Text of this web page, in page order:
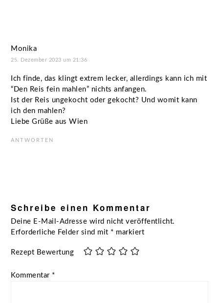
Monika
25. Dezember 2023 um 21:36
Ich finde, das klingt extrem lecker, allerdings kann ich mit
“Den Reis fein mahlen” nichts anfangen.
Ist der Reis ungekocht oder gekocht? Und womit kann
ich den mahlen?
Liebe Grüße aus Wien
ANTWORTEN
Schreibe einen Kommentar
Deine E-Mail-Adresse wird nicht veröffentlicht.
Erforderliche Felder sind mit * markiert
Rezept Bewertung
Kommentar *